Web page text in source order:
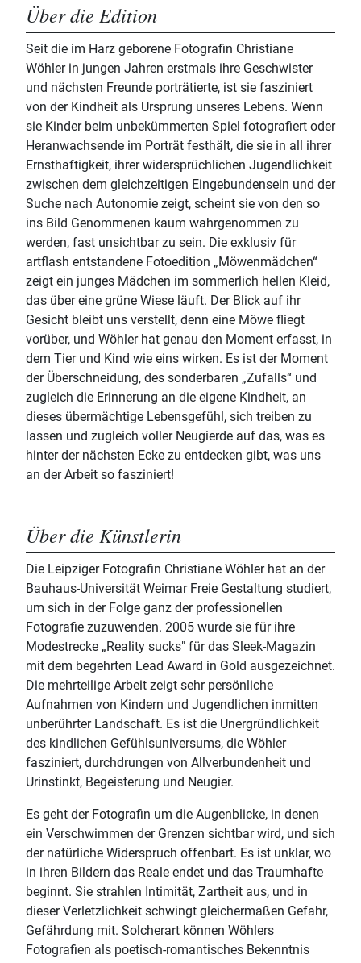
Über die Edition
Seit die im Harz geborene Fotografin Christiane
Wöhler in jungen Jahren erstmals ihre Geschwister
und nächsten Freunde porträtierte, ist sie fasziniert
von der Kindheit als Ursprung unseres Lebens. Wenn
sie Kinder beim unbekümmerten Spiel fotografiert oder
Heranwachsende im Porträt festhält, die sie in all ihrer
Ernsthaftigkeit, ihrer widersprüchlichen Jugendlichkeit
zwischen dem gleichzeitigen Eingebundensein und der
Suche nach Autonomie zeigt, scheint sie von den so
ins Bild Genommenen kaum wahrgenommen zu
werden, fast unsichtbar zu sein. Die exklusiv für
artflash entstandene Fotoedition „Möwenmädchen“
zeigt ein junges Mädchen im sommerlich hellen Kleid,
das über eine grüne Wiese läuft. Der Blick auf ihr
Gesicht bleibt uns verstellt, denn eine Möwe fliegt
vorüber, und Wöhler hat genau den Moment erfasst, in
dem Tier und Kind wie eins wirken. Es ist der Moment
der Überschneidung, des sonderbaren „Zufalls“ und
zugleich die Erinnerung an die eigene Kindheit, an
dieses übermächtige Lebensgefühl, sich treiben zu
lassen und zugleich voller Neugierde auf das, was es
hinter der nächsten Ecke zu entdecken gibt, was uns
an der Arbeit so fasziniert!
Über die Künstlerin
Die Leipziger Fotografin Christiane Wöhler hat an der
Bauhaus-Universität Weimar Freie Gestaltung studiert,
um sich in der Folge ganz der professionellen
Fotografie zuzuwenden. 2005 wurde sie für ihre
Modestrecke „Reality sucks" für das Sleek-Magazin
mit dem begehrten Lead Award in Gold ausgezeichnet.
Die mehrteilige Arbeit zeigt sehr persönliche
Aufnahmen von Kindern und Jugendlichen inmitten
unberührter Landschaft. Es ist die Unergründlichkeit
des kindlichen Gefühlsuniversums, die Wöhler
fasziniert, durchdrungen von Allverbundenheit und
Urinstinkt, Begeisterung und Neugier.
Es geht der Fotografin um die Augenblicke, in denen
ein Verschwimmen der Grenzen sichtbar wird, und sich
der natürliche Widerspruch offenbart. Es ist unklar, wo
in ihren Bildern das Reale endet und das Traumhafte
beginnt. Sie strahlen Intimität, Zartheit aus, und in
dieser Verletzlichkeit schwingt gleichermaßen Gefahr,
Gefährdung mit. Solcherart können Wöhlers
Fotografien als poetisch-romantisches Bekenntnis